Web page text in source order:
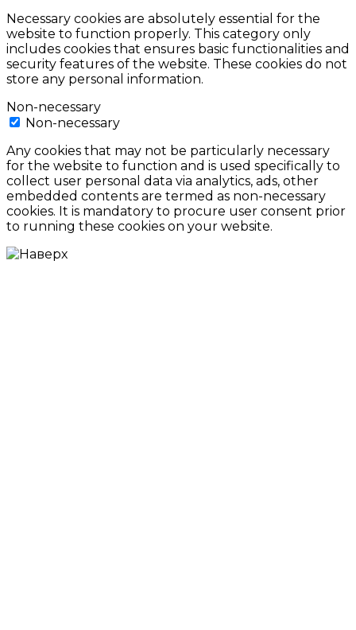
Necessary cookies are absolutely essential for the
website to function properly. This category only
includes cookies that ensures basic functionalities and
security features of the website. These cookies do not
store any personal information.
Non-necessary
Non-necessary
Any cookies that may not be particularly necessary
for the website to function and is used specifically to
collect user personal data via analytics, ads, other
embedded contents are termed as non-necessary
cookies. It is mandatory to procure user consent prior
to running these cookies on your website.